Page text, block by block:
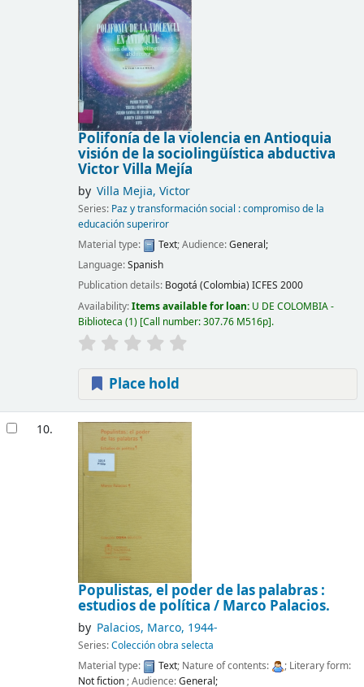
Polifonía de la violencia en Antioquia
visión de la sociolingüística abductiva
Victor Villa Mejía
by Villa Mejia, Victor
Series: Paz y transformación social : compromiso de la
educación superiror
Material type:
Text; Audience:General;
Language:Spanish
Publication details: Bogotá (Colombia) ICFES 2000
Availability:Items available for loan: U DE COLOMBIA -
Biblioteca (1) Call number:307.76 M516p .
Place hold
10.
Populistas, el poder de las palabras :
estudios de política / Marco Palacios.
by Palacios, Marco, 1944-
Series:Colección obra selecta
Material type:
Text; Nature of contents:
; Literary form:
Not fiction; Audience:General;